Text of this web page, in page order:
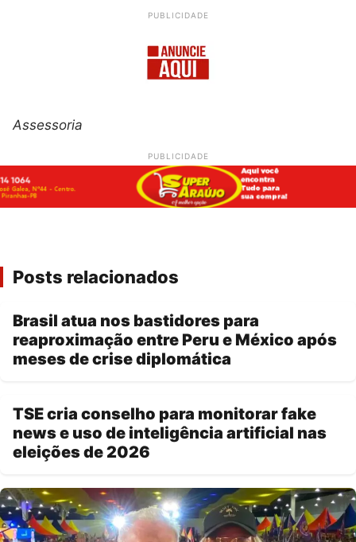
PUBLICIDADE
Assessoria
PUBLICIDADE
Posts relacionados
Brasil atua nos bastidores para
reaproximação entre Peru e México após
meses de crise diplomática
TSE cria conselho para monitorar fake
news e uso de inteligência artificial nas
eleições de 2026